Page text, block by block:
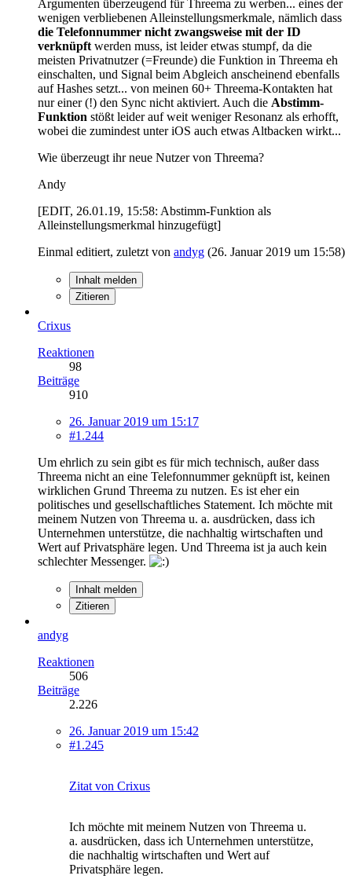
Argumenten überzeugend für Threema zu werben... eines der
wenigen verbliebenen Alleinstellungsmerkmale, nämlich dass
die Telefonnummer nicht zwangsweise mit der ID
verknüpft werden muss, ist leider etwas stumpf, da die
meisten Privatnutzer (=Freunde) die Funktion in Threema eh
einschalten, und Signal beim Abgleich anscheinend ebenfalls
auf Hashes setzt... von meinen 60+ Threema-Kontakten hat
nur einer (!) den Sync nicht aktiviert. Auch die Abstimm-
Funktion stößt leider auf weit weniger Resonanz als erhofft,
wobei die zumindest unter iOS auch etwas Altbacken wirkt...
Wie überzeugt ihr neue Nutzer von Threema?
Andy
[EDIT, 26.01.19, 15:58: Abstimm-Funktion als
Alleinstellungsmerkmal hinzugefügt]
Einmal editiert, zuletzt von andyg (26. Januar 2019 um 15:58)
Inhalt melden
Zitieren
Crixus
Reaktionen
98
Beiträge
910
26. Januar 2019 um 15:17
#1.244
Um ehrlich zu sein gibt es für mich technisch, außer dass
Threema nicht an eine Telefonnummer geknüpft ist, keinen
wirklichen Grund Threema zu nutzen. Es ist eher ein
politisches und gesellschaftliches Statement. Ich möchte mit
meinem Nutzen von Threema u. a. ausdrücken, dass ich
Unternehmen unterstütze, die nachhaltig wirtschaften und
Wert auf Privatsphäre legen. Und Threema ist ja auch kein
schlechter Messenger.
Inhalt melden
Zitieren
andyg
Reaktionen
506
Beiträge
2.226
26. Januar 2019 um 15:42
#1.245
Zitat von Crixus
Ich möchte mit meinem Nutzen von Threema u.
a. ausdrücken, dass ich Unternehmen unterstütze,
die nachhaltig wirtschaften und Wert auf
Privatsphäre legen.